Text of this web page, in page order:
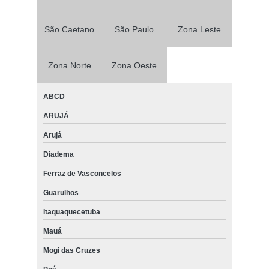
São Caetano São Paulo Zona Leste
Zona Norte Zona Oeste
ABCD
ARUJÁ
Arujá
Diadema
Ferraz de Vasconcelos
Guarulhos
Itaquaquecetuba
Mauá
Mogi das Cruzes